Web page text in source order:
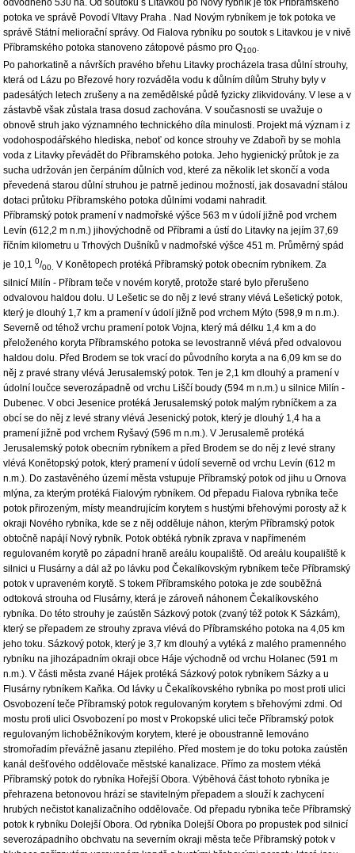
odvodněno 530 ha. Od soutoku s Litavkou po Nový rybník je tok Příbramského
potoka ve správě Povodí Vltavy Praha . Nad Novým rybníkem je tok potoka ve
správě Státní meliorační správy. Od Fialova rybníku po soutok s Litavkou je v nivě
Příbramského potoka stanoveno zátopové pásmo pro Q100.
Po pahorkatině a návrších pravého břehu Litavky procházela trasa důlní strouhy,
která od Lázu po Březové hory rozváděla vodu k důlním dílům Struhy byly v
padesátých letech zrušeny a na zemědělské půdě fyzicky zlikvidovány. V lese a v
zástavbě však zůstala trasa dosud zachována. V současnosti se uvažuje o
obnově struh jako významného technického díla minulosti. Projekt má význam i z
vodohospodářského hlediska, neboť od konce strouhy ve Zdaboři by se mohla
voda z Litavky převádět do Příbramského potoka. Jeho hygienický průtok je za
sucha udržován jen čerpáním důlních vod, které za několik let skončí a voda
převedená starou důlní struhou je patrně jedinou možností, jak dosavadní stálou
dotaci průtoku Příbramského potoka důlními vodami nahradit.
Příbramský potok pramení v nadmořské výšce 563 m v údolí jižně pod vrchem
Levín (612,2 m n.m.) jihovýchodně od Příbrami a ústí do Litavky na jejím 37,69
říčním kilometru u Trhových Dušníků v nadmořské výšce 451 m. Průměrný spád
je 10,10/00. V Konětopech protéká Příbramský potok obecním rybníkem. Za
silnicí Milín - Příbram teče v novém korytě, protože staré bylo přerušeno
odvalovou haldou dolu. U Lešetic se do něj z levé strany vlévá Lešetický potok,
který je dlouhý 1,7 km a pramení v údolí jižně pod vrchem Mýto (598,9 m n.m.).
Severně od téhož vrchu pramení potok Vojna, který má délku 1,4 km a do
přeloženého koryta Příbramského potoka se levostranně vlévá před odvalovou
haldou dolu. Před Brodem se tok vrací do původního koryta a na 6,09 km se do
něj z pravé strany vlévá Jerusalemský potok. Ten je 2,1 km dlouhý a pramení v
údolní loučce severozápadně od vrchu Liščí boudy (594 m n.m.) u silnice Milín -
Dubenec. V obci Jesenice protéká Jerusalemský potok malým rybníčkem a za
obcí se do něj z levé strany vlévá Jesenický potok, který je dlouhý 1,4 ha a
pramení jižně pod vrchem Ryšavý (596 m n.m.). V Jerusalemě protéká
Jerusalemský potok obecním rybníkem a před Brodem se do něj z levé strany
vlévá Konětopský potok, který pramení v údolí severně od vrchu Levín (612 m
n.m.). Do zastavěného území města vstupuje Příbramský potok od jihu u Ornova
mlýna, za kterým protéká Fialovým rybníkem. Od přepadu Fialova rybníka teče
potok přirozeným, místy meandrujícím korytem s hustými břehovými porosty až k
okraji Nového rybníka, kde se z něj odděluje náhon, kterým Příbramský potok
obtočně napájí Nový rybník. Potok obtéká rybník zprava v napřímeném
regulovaném korytě po západní hraně areálu koupaliště. Od areálu koupaliště k
silnici u Flusárny a dál až po lávku pod Čekalíkovským rybníkem teče Příbramský
potok v upraveném korytě. S tokem Příbramského potoka je zde souběžná
odtoková strouha od Flusárny, která je zároveň náhonem Čekalíkovského
rybníka. Do této strouhy je zaústěn Sázkový potok (zvaný též potok K Sázkám),
který se přepadem ze strouhy zprava vlévá do Příbramského potoka na 4,05 km
jeho toku. Sázkový potok, který je 3,7 km dlouhý a vytéká z malého pramenného
rybníku na jihozápadním okraji obce Háje východně od vrchu Holanec (591 m
n.m.). V části města zvané Hájek protéká Sázkový potok rybníkem Sázky a u
Flusárny rybníkem Kaňka. Od lávky u Čekalíkovského rybníka po most proti ulici
Osvobození teče Příbramský potok regulovaným korytem s břehovými zdmi. Od
mostu proti ulici Osvobození po most v Prokopské ulici teče Příbramský potok
regulovaným lichoběžníkovým korytem, které je oboustranně lemováno
stromořadím převážně jasanu ztepilého. Před mostem je do toku potoka zaústěn
kanál dešťového oddělovače městské kanalizace. Přímo za mostem vtéká
Příbramský potok do rybníka Hořejší Obora. Výběhová část tohoto rybníka je
přehrazena betonovou hrází se stavitelným přepadem a slouží k zachycení
hrubých nečistot kanalizačního oddělovače. Od přepadu rybníka teče Příbramský
potok k rybníku Dolejší Obora. Od rybníka Dolejší Obora po propustek pod silnicí
severozápadního obchvatu na severním okraji města teče Příbramský potok v